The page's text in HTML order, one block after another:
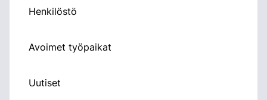
Henkilöstö
Avoimet työpaikat
Uutiset